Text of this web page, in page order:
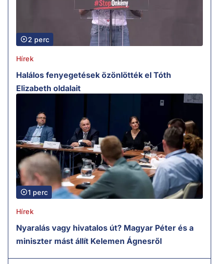
2 perc
Hírek
Halálos fenyegetések özönlötték el Tóth
Elizabeth oldalait
1 perc
Hírek
Nyaralás vagy hivatalos út? Magyar Péter és a
miniszter mást állít Kelemen Ágnesről